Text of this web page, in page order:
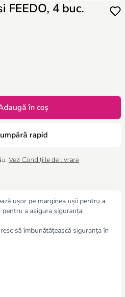
4 buc.
în coș
rapid
Vezi Condițiile de livrare
ușor pe marginea ușii pentru a
pentru a asigura siguranța
să îmbunătățească siguranța în